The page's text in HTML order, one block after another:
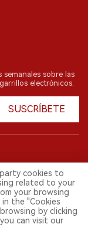
sobre las
electrónicos.
SUSCRÍBETE
los derechos
industria,
por menores
territorio chino
favor
cookies to
related to your
your browsing
the "Cookies
by clicking
can visit our